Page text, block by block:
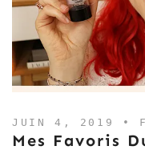
JUIN 4, 2019 •
Mes Favoris